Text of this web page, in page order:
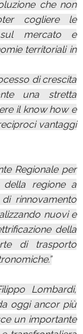
che non
cogliere le
mercato e
territoriali in
di crescita
una stretta
il know how e
vantaggi
Regionale per
della regione a
rinnovamento
nuovi e
della
di trasporto
Lombardi,
oggi ancor più
un importante